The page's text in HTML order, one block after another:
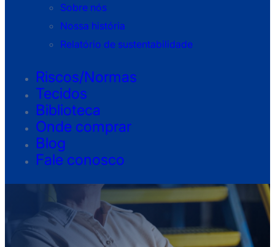
Sobre nós
Nossa história
Relatório de sustentabilidade
Riscos/Normas
Tecidos
Biblioteca
Onde comprar
Blog
Fale conosco